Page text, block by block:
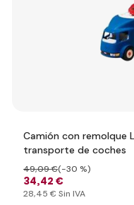
Camión con remolque
transporte de coches
34,42 €
49,09 €(-30 %)
28,45 € Sin IVA